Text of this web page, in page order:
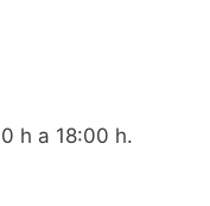
h a 18:00 h.